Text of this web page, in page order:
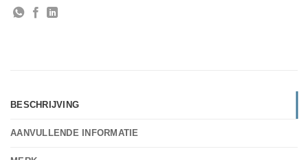
BESCHRIJVING
AANVULLENDE INFORMATIE